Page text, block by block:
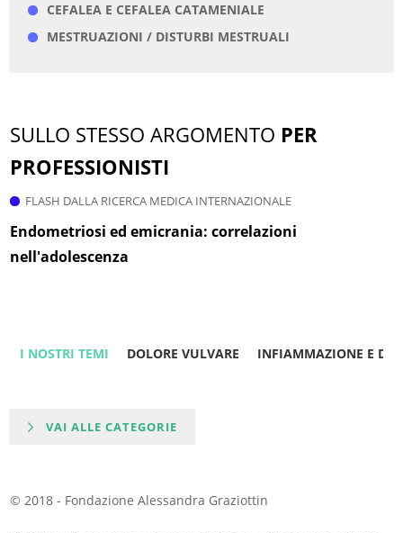
CEFALEA E CEFALEA CATAMENIALE
MESTRUAZIONI / DISTURBI MESTRUALI
SULLO STESSO ARGOMENTO PER
PROFESSIONISTI
FLASH DALLA RICERCA MEDICA INTERNAZIONALE
Endometriosi ed emicrania: correlazioni
nell'adolescenza
I NOSTRI TEMI DOLORE VULVARE INFIAMMAZIONE E
VAI ALLE CATEGORIE
© 2018 - Fondazione Alessandra Graziottin